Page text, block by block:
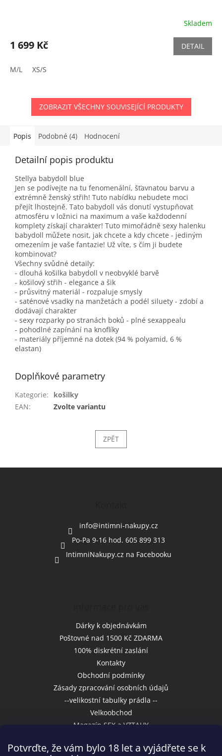
Potvrďte, že vám bylo 18 let a vyjádřete se k
Skladem
1 699 Kč DETAIL
M/L XS/S
ZOBRAZIT VŠECHNY SOUVISEJÍCÍ PRODUKTY
Popis Podobné (4) Hodnocení
Detailní popis produktu
Stellya babydoll blue
Jen se podívejte na tu fenomenální, šťavnatou barvu a
extrémně ženský střih! Tuto nabídku nebudete moci
přejít lhostejně. Tato babydoll vás donutí vystupňovat
atmosféru v ložnici na maximum a vaše každodenní
komplety získají charakter! Tuto mimořádně sexy halenku
babydoll můžete nosit, jak chcete a kdy chcete - jediným
omezením je vaše fantazie! Už víte, s čím ji budete
kombinovat?
Všechny svůdné detaily:
- dlouhá košilka babydoll v neobvyklé barvě
- košilový střih - elegance a šik
- průsvitný materiál - rozpaluje smysly
- saténové vsadky na manžetách a podél siluety - zdobí a
dodávají charakter
- sexy rozparky po stranách boků - plné sexappealu
- pohodlné zapínání na knoflíky
- materiály příjemné na dotek (94 % polyamid, 6 %
elastan)
Doplňkové parametry
Kategorie:
košilky
EAN: Zvolte variantu
ZPĚT
info@intimni-nakupy.cz
Po-Pa 9-16 hod. 605 899 313
IntimniNakupy.cz na Facebooku
Dárky k objednávkám
Poštovné nad 1500 Kč ZDARMA
100% diskrétní zaslání
Kontakty
Obchodní podmínky
Zásady zpracování osobních údajů
--velikostní tabulky prádla --
Velkoobchod
Magazín SEX a VZTAHY